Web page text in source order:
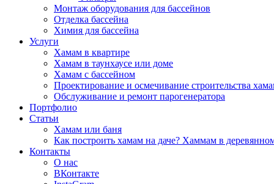
Монтаж оборудования для бассейнов
Отделка бассейна
Химия для бассейна
Услуги
Хамам в квартире
Хамам в таунхаусе или доме
Хамам с бассейном
Проектирование и осмечивание строительства
Обслуживание и ремонт парогенератора
Портфолио
Статьи
Хамам или баня
Как построить хамам на даче? Хаммам в
Контакты
О нас
ВКонтакте